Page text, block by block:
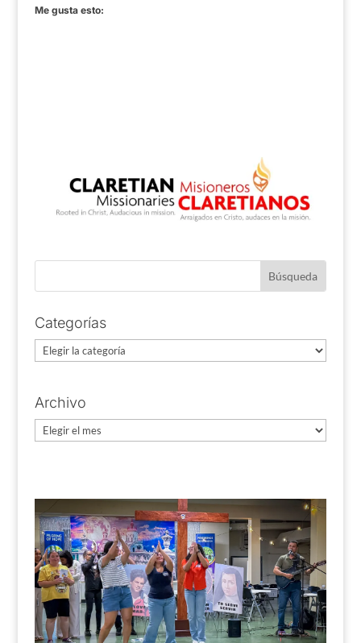
Me gusta esto:
Categorías
Categorías
Archivo
Archivo